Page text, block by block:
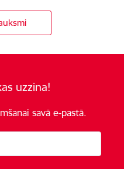
uzzina!
savā e-pastā.